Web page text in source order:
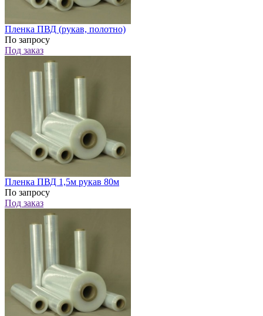
Пленка ПВД (рукав, полотно)
По запросу
Под заказ
Пленка ПВД 1,5м рукав 80м
По запросу
Под заказ